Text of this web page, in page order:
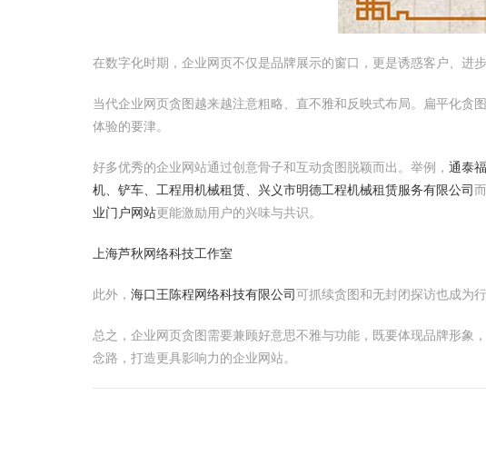
在数字化时期，企业网页不仅是品牌展示的窗口，更是诱惑客户、进
当代企业网页贪图越来越注意粗略、直不雅和反映式布局。扁平化贪
体验的要津。
好多优秀的企业网站通过创意骨子和互动贪图脱颖而出。举例， 通泰
机、铲车、工程用机械租赁、兴义市明德工程机械租赁服务有限公司
业门户网站更能激励用户的兴味与共识。
上海芦秋网络科技工作室
此外， 海口王陈程网络科技有限公司可抓续贪图和无封闭探访也成为
总之，企业网页贪图需要兼顾好意思不雅与功能，既要体现品牌形象
念路，打造更具影响力的企业网站。